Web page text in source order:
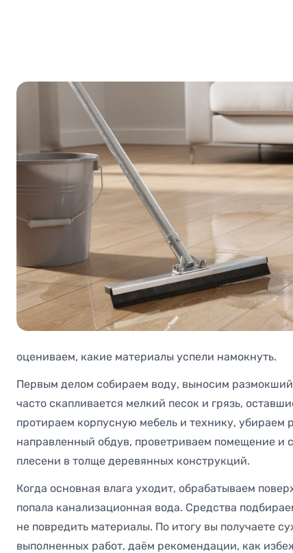
оцениваем, какие материалы успели намокнуть.
Первым делом собираем воду, выносим
часто скапливается мелкий песок и грязь,
протираем корпусную мебель и технику, убираем
направленный обдув, проветриваем помещение и
плесени в толще деревянных конструкций.
Когда основная влага уходит, обрабатываем
попала канализационная вода. Средства
не повредить материалы. По итогу вы получаете
выполненных работ, даём рекомендации, как